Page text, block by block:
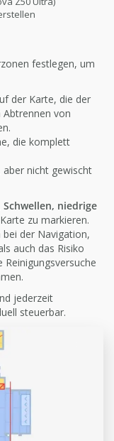
festlegen, um
der Karte, die der
von
die komplett
nicht gewischt
Schwellen, niedrige
zu markieren.
der Navigation,
auch das Risiko
jederzeit
steuerbar.